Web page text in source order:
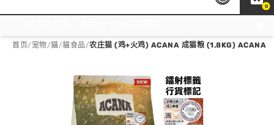
0
首页/ 宠物/貓/貓食品/农庄猫 (鸡+火鸡) ACANA 成猫粮 (1.8KG) ACANA